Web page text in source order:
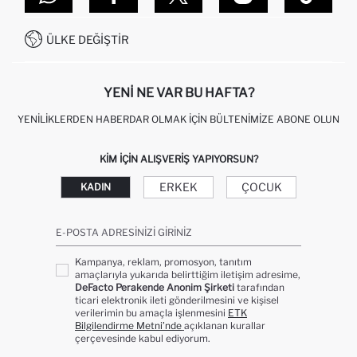
SITEMAP
İŞLEM REHBERI
KAMPANYALAR
0850 333 22 86
ÜLKE DEĞIŞTIR
YENI NE VAR BU HAFTA?
YENILIKLERDEN HABERDAR OLMAK İÇIN BÜLTENIMIZE ABONE OLUN
KIM IÇIN ALIŞVERIŞ YAPIYORSUN?
KADIN ERKEK ÇOCUK
E-POSTA ADRESINIZI GIRINIZ
Kampanya, reklam, promosyon, tanıtım
amaçlarıyla yukarıda belirttiğim iletişim adresime,
DeFacto Perakende Anonim Şirketi tarafından
ticari elektronik ileti gönderilmesini ve kişisel
verilerimin bu amaçla işlenmesini ETK
Bilgilendirme Metni’nde açıklanan kurallar
çerçevesinde kabul ediyorum.